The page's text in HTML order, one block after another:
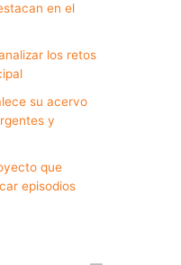
en el
los retos
su acervo
y
que
episodios